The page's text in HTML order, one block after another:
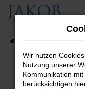
Zum
Wir nutzen
Nutzung unserer
Kommunikation
berücksichtigen